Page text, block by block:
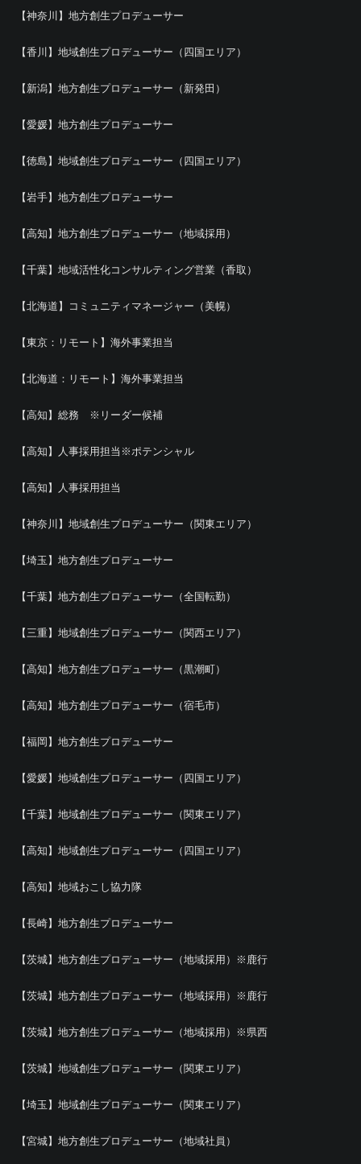
【神奈川】地方創生プロデューサー
【香川】地域創生プロデューサー（四国エリア）
【新潟】地方創生プロデューサー（新発田）
【愛媛】地方創生プロデューサー
【徳島】地域創生プロデューサー（四国エリア）
【岩手】地方創生プロデューサー
【高知】地方創生プロデューサー（地域採用）
【千葉】地域活性化コンサルティング営業（香取）
【北海道】コミュニティマネージャー（美幌）
【東京：リモート】海外事業担当
【北海道：リモート】海外事業担当
【高知】総務 ※リーダー候補
【高知】人事採用担当※ポテンシャル
【高知】人事採用担当
【神奈川】地域創生プロデューサー（関東エリア）
【埼玉】地方創生プロデューサー
【千葉】地方創生プロデューサー（全国転勤）
【三重】地域創生プロデューサー（関西エリア）
【高知】地方創生プロデューサー（黒潮町）
【高知】地方創生プロデューサー（宿毛市）
【福岡】地方創生プロデューサー
【愛媛】地域創生プロデューサー（四国エリア）
【千葉】地域創生プロデューサー（関東エリア）
【高知】地域創生プロデューサー（四国エリア）
【高知】地域おこし協力隊
【長崎】地方創生プロデューサー
【茨城】地方創生プロデューサー（地域採用）※鹿行
【茨城】地方創生プロデューサー（地域採用）※鹿行
【茨城】地方創生プロデューサー（地域採用）※県西
【茨城】地域創生プロデューサー（関東エリア）
【埼玉】地域創生プロデューサー（関東エリア）
【宮城】地方創生プロデューサー（地域社員）